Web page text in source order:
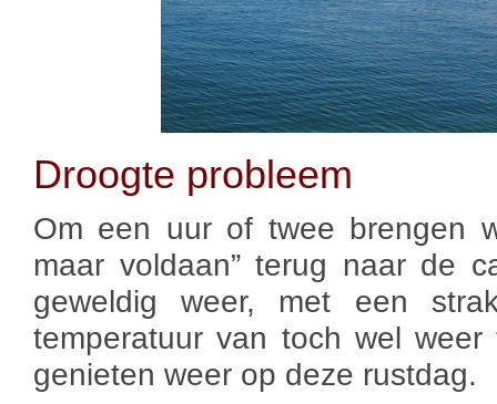
Droogte probleem
Om een uur of twee brengen
maar voldaan” terug naar de
geweldig weer, met een
temperatuur van toch wel
genieten weer op deze rustdag.